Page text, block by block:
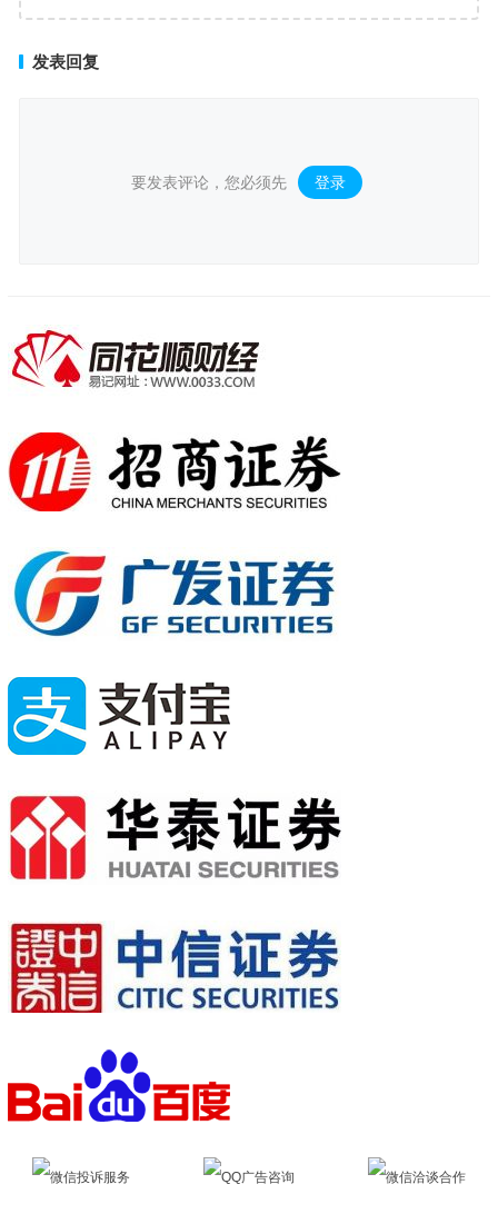
发表回复
要发表评论，您必须先 登录 。
微信投诉服务 QQ广告咨询 微信洽谈合作